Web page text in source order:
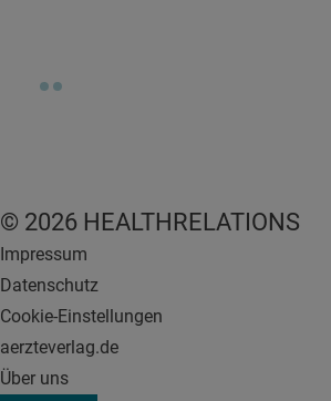
© 2026 HEALTHRELATIONS
Impressum
Datenschutz
Cookie-Einstellungen
aerzteverlag.de
Über uns